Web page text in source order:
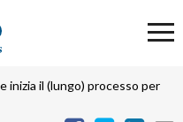
inizia il (lungo) processo per